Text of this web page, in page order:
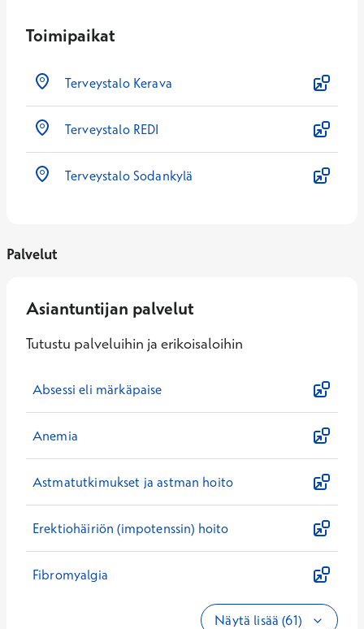
Toimipaikat
Terveystalo Kerava
Terveystalo REDI
Terveystalo Sodankylä
Palvelut
Asiantuntijan palvelut
Tutustu palveluihin ja erikoisaloihin
Absessi eli märkäpaise
Anemia
Astmatutkimukset ja astman hoito
Erektiohäiriön (impotenssin) hoito
Fibromyalgia
Näytä lisää (61)